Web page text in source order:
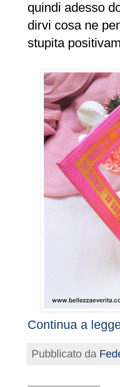
quindi adesso
dirvi cosa ne
stupita
Continua a
Pubblicato da